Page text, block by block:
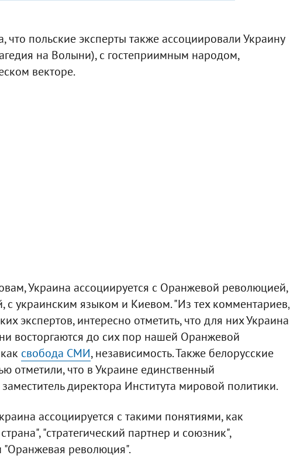
польские эксперты также ассоциировали Украину
на Волыни), с гостеприимным народом,
векторе.
Украина ассоциируется с Оранжевой революцией,
с украинским языком и Киевом. "Из тех комментариев,
экспертов, интересно отметить, что для них Украина
восторгаются до сих пор нашей Оранжевой
свобода СМИ, независимость. Также белорусские
отметили, что в Украине единственный
директора Института мировой политики.
ассоциируется с такими понятиями, как
"стратегический партнер и союзник",
"Оранжевая революция".